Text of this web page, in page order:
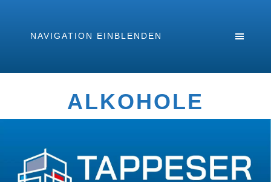
NAVIGATION EINBLENDEN
ALKOHOLE